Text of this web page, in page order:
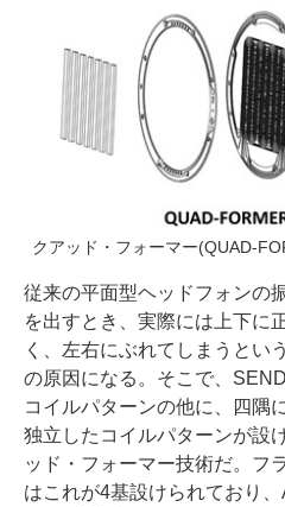
クアッド・フォーマー(QUAD-
従来の平面型ヘッドフォンの
を出すとき、実際には上下に
く、左右にぶれてしまうとい
の原因になる。そこで、
コイルパターンの他に、四隅
独立したコイルパターンが設
ッド・フォーマー技術だ。フ
はこれが4基設けられており